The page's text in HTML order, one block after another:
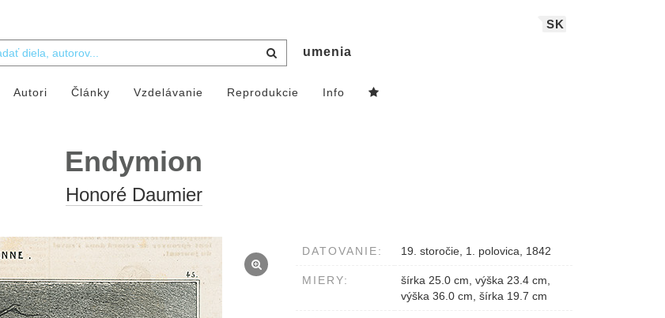
SK
umenia
Autori Články Vzdelávanie Reprodukcie Info
Endymion
Honoré Daumier
DATOVANIE: 19. storočie, 1. polovica, 1842
MIERY:
šírka 25.0 cm, výška 23.4 cm,
výška 36.0 cm, šírka 19.7 cm